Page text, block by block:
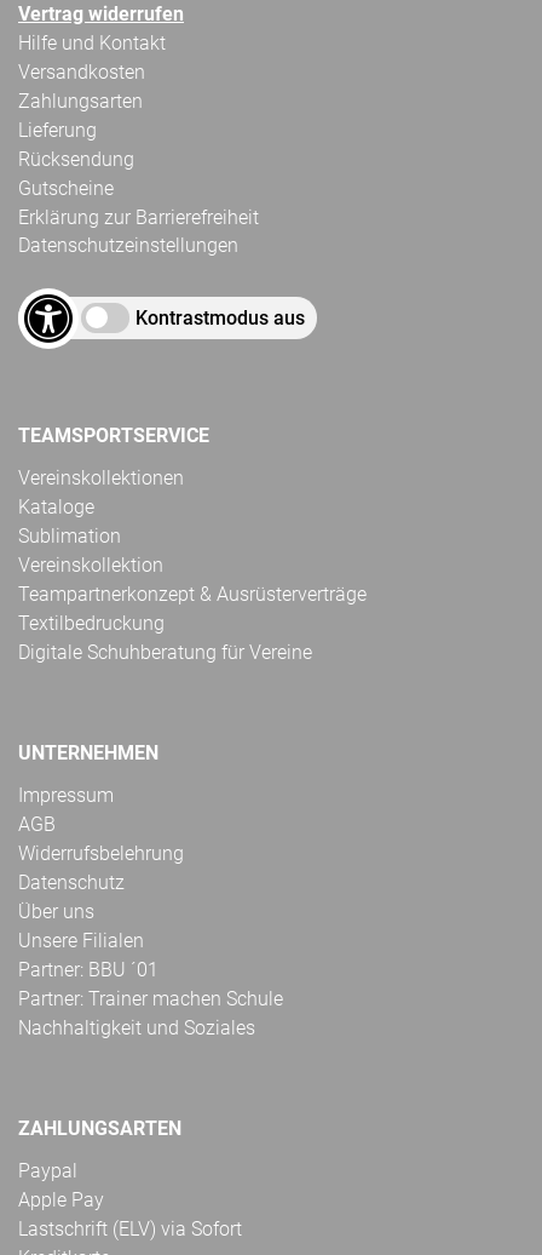
Vertrag widerrufen
Hilfe und Kontakt
Versandkosten
Zahlungsarten
Lieferung
Rücksendung
Gutscheine
Erklärung zur Barrierefreiheit
Datenschutzeinstellungen
Kontrastmodus aus
TEAMSPORTSERVICE
Vereinskollektionen
Kataloge
Sublimation
Vereinskollektion
Teampartnerkonzept & Ausrüsterverträge
Textilbedruckung
Digitale Schuhberatung für Vereine
UNTERNEHMEN
Impressum
AGB
Widerrufsbelehrung
Datenschutz
Über uns
Unsere Filialen
Partner: BBU ´01
Partner: Trainer machen Schule
Nachhaltigkeit und Soziales
ZAHLUNGSARTEN
Paypal
Apple Pay
Lastschrift (ELV) via Sofort